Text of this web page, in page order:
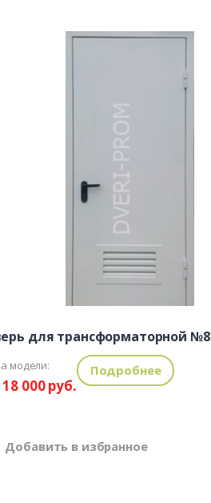
для трансформаторной №8
модели:
000 руб.
Подробнее
Добавить в избранное